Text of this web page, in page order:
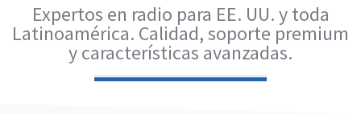
Expertos en radio para EE. UU. y toda
Latinoamérica. Calidad, soporte premium
y características avanzadas.